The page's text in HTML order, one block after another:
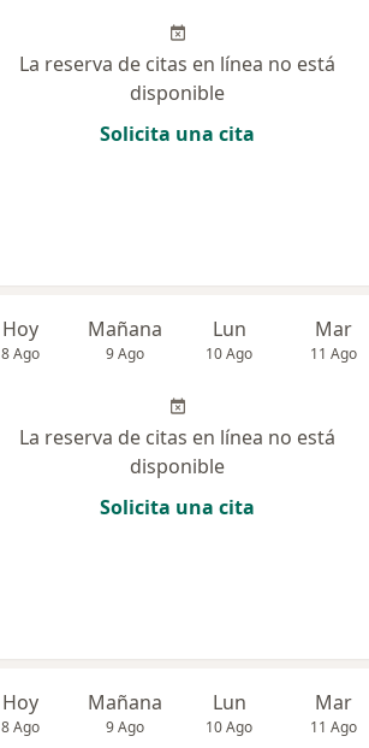
La reserva de citas en línea no está
disponible
Solicita una cita
Hoy
8 Ago
Mañana
9 Ago
Lun
10 Ago
Mar
11 Ago
La reserva de citas en línea no está
disponible
Solicita una cita
Hoy
8 Ago
Mañana
9 Ago
Lun
10 Ago
Mar
11 Ago